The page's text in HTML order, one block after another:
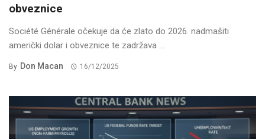
obveznice
Société Générale očekuje da će zlato do 2026. nadmašiti
američki dolar i obveznice te zadržava ...
By Don Macan 16/12/2025